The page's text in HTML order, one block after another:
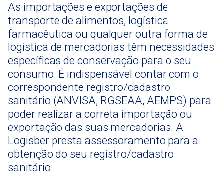
As importações e exportações de
transporte de alimentos, logística
farmacêutica ou qualquer outra forma de
logística de mercadorias têm necessidades
específicas de conservação para o seu
consumo. É indispensável contar com o
correspondente registro/cadastro
sanitário (ANVISA, RGSEAA, AEMPS) para
poder realizar a correta importação ou
exportação das suas mercadorias. A
Logisber presta assessoramento para a
obtenção do seu registro/cadastro
sanitário.